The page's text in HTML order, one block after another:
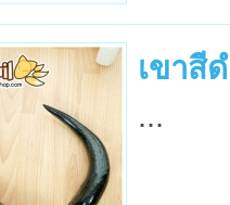
เขาสี
...